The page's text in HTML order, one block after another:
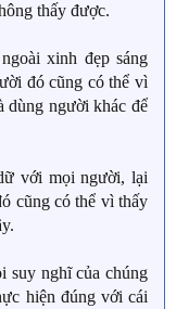
thấy được.
xinh đẹp sáng
đó cũng có thể vì
dùng người khác để
với mọi người, lại
cũng có thể vì thấy
suy nghĩ của chúng
hiện đúng với cái